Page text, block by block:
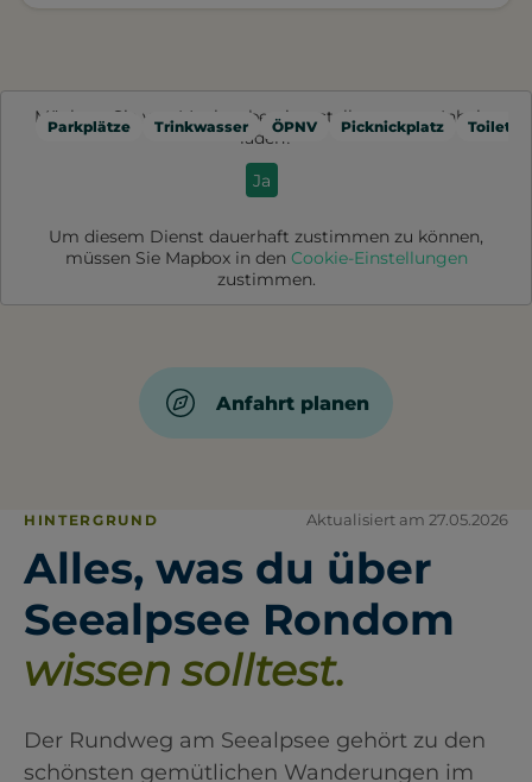
Parkplätze Trinkwasser ÖPNV Picknickplatz
Möchten Sie von Mapbox
bereitgestellte externe Inhalte
laden?
Ja
Um diesem Dienst dauerhaft zustimmen zu können,
müssen Sie Mapboxin den Cookie-Einstellungen
zustimmen.
Anfahrt planen
HINTERGRUND Aktualisiert am 27.05.2026
Alles, was du über
Seealpsee Rondom
wissen solltest.
Der Rundweg am Seealpsee gehört zu den
schönsten gemütlichen Wanderungen im